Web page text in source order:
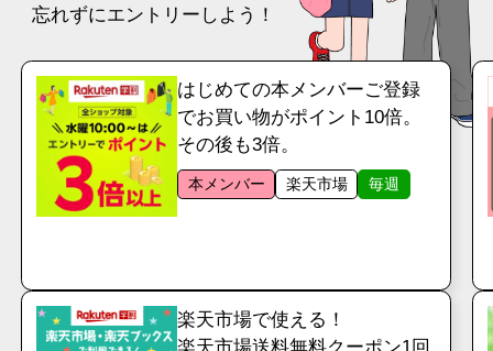
忘れずにエントリーしよう！
はじめての本メンバーご登録
でお買い物がポイント10倍。
その後も3倍。
本メンバー 楽天市場 毎週
楽天市場で使える！